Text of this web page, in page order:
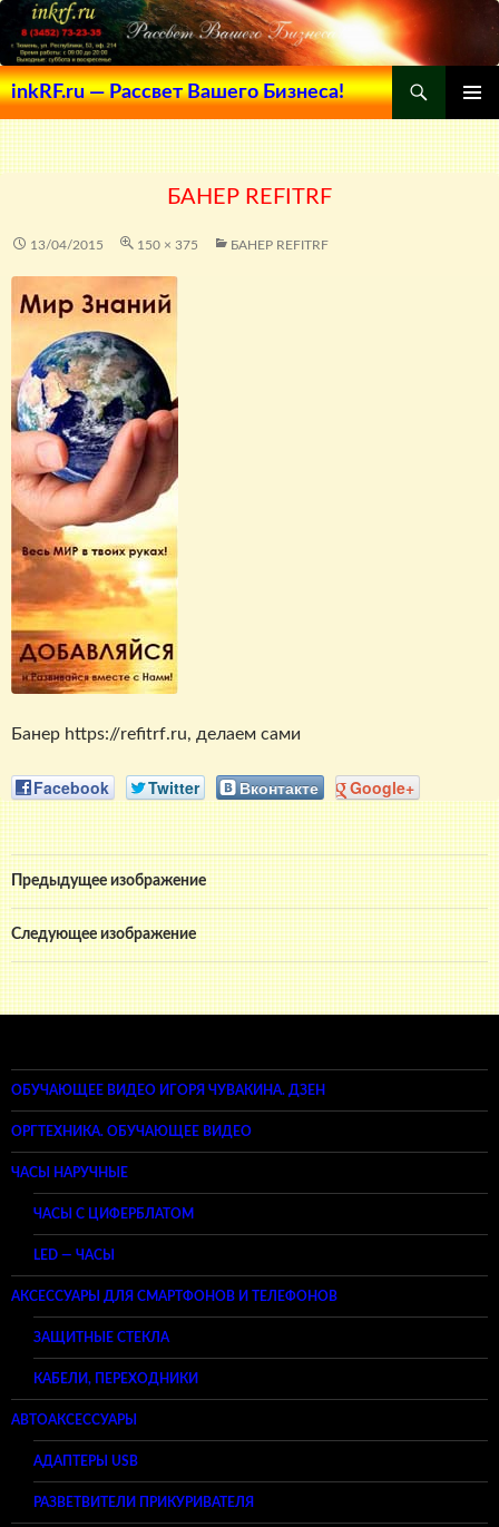
inkRF.ru — Рассвет Вашего Бизнеса!
Поиск
МЕНЮ
К
СОДЕРЖИМОМУ
БАНЕР REFITRF
13/04/2015 150 × 375 БАНЕР REFITRF
Банер https://refitrf.ru, делаем сами
Facebook Twitter Вконтакте Google+
Предыдущее изображение
Следующее изображение
ОБУЧАЮЩЕЕ ВИДЕО ИГОРЯ ЧУВАКИНА. ДЗЕН
ОРГТЕХНИКА. ОБУЧАЮЩЕЕ ВИДЕО
ЧАСЫ НАРУЧНЫЕ
ЧАСЫ С ЦИФЕРБЛАТОМ
LED — ЧАСЫ
АКСЕССУАРЫ ДЛЯ СМАРТФОНОВ И ТЕЛЕФОНОВ
ЗАЩИТНЫЕ СТЕКЛА
КАБЕЛИ, ПЕРЕХОДНИКИ
АВТОАКСЕССУАРЫ
АДАПТЕРЫ USB
РАЗВЕТВИТЕЛИ ПРИКУРИВАТЕЛЯ